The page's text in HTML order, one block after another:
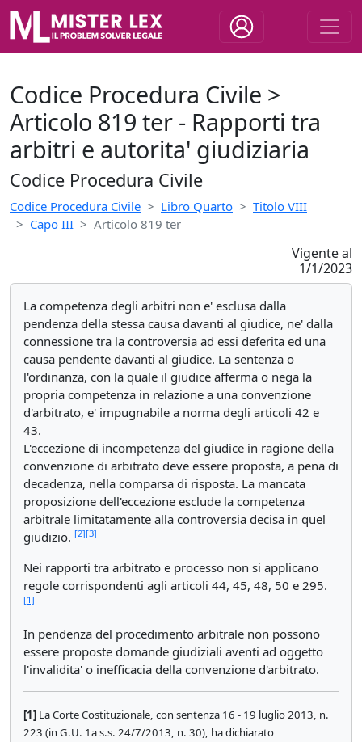
Codice Procedura Civile >
Articolo 819 ter - Rapporti tra
arbitri e autorita' giudiziaria
Codice Procedura Civile
Codice Procedura Civile Libro Quarto
Titolo VIII
Capo III
Articolo 819 ter
Vigente al
1/1/2023
La competenza degli arbitri non e' esclusa dalla
pendenza della stessa causa davanti al giudice, ne' dalla
connessione tra la controversia ad essi deferita ed una
causa pendente davanti al giudice. La sentenza o
l'ordinanza, con la quale il giudice afferma o nega la
propria competenza in relazione a una convenzione
d'arbitrato, e' impugnabile a norma degli articoli 42 e
43.
L'eccezione di incompetenza del giudice in ragione della
convenzione di arbitrato deve essere proposta, a pena di
decadenza, nella comparsa di risposta. La mancata
proposizione dell'eccezione esclude la competenza
arbitrale limitatamente alla controversia decisa in quel
giudizio. [2][3]
Nei rapporti tra arbitrato e processo non si applicano
regole corrispondenti agli articoli 44, 45, 48, 50 e 295.
[1]
In pendenza del procedimento arbitrale non possono
essere proposte domande giudiziali aventi ad oggetto
l'invalidita' o inefficacia della convenzione d'arbitrato.
[1] La Corte Costituzionale, con sentenza 16 - 19 luglio 2013, n.
223 (in G.U. 1a s.s. 24/7/2013, n. 30), ha dichiarato